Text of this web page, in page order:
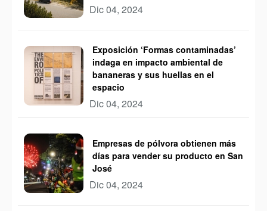
Dic 04, 2024
Exposición ‘Formas contaminadas’
indaga en impacto ambiental de
bananeras y sus huellas en el
espacio
Dic 04, 2024
Empresas de pólvora obtienen más
días para vender su producto en San
José
Dic 04, 2024